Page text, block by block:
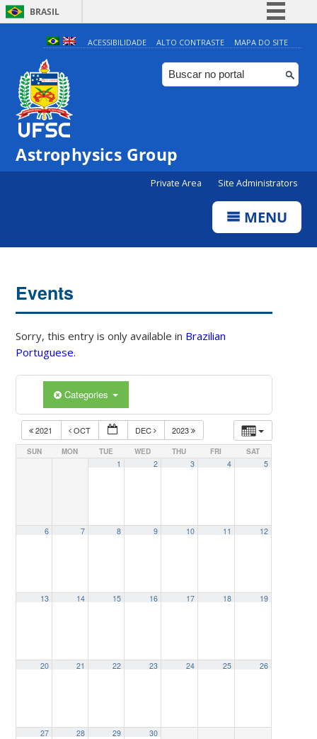
BRASIL
Simplifique!
Comunica BR
Participe
ACESSIBILIDADE ALTO CONTRASTE MAPA DO SITE
Astrophysics Group
Private Area Site Administrators
MENU
Events
Sorry, this entry is only available in Brazilian
Portuguese.
Categories
2021 OCT DEC 2023
SUN MON TUE WED THU FRI SAT
1 2 3 4 5
6 7 8 9 10 11 12
13 14 15 16 17 18 19
20 21 22 23 24 25 26
27 28 29 30